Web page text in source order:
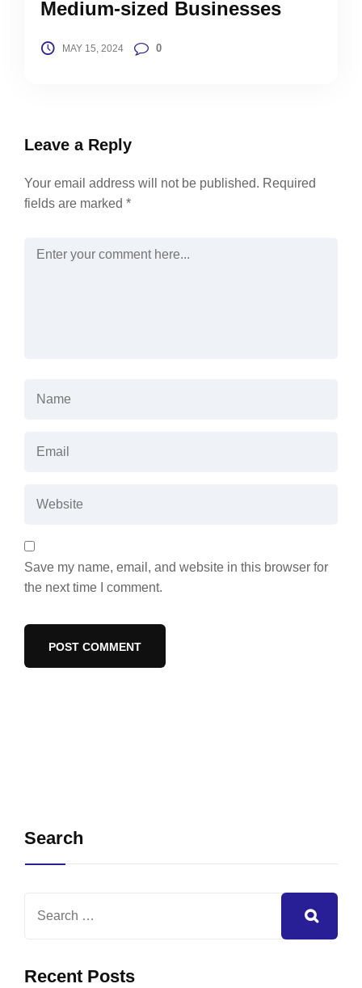
Medium-sized Businesses
MAY 15, 2024 0
Leave a Reply
Your email address will not be published. Required
fields are marked *
Save my name, email, and website in this browser for
the next time I comment.
Search
Recent Posts